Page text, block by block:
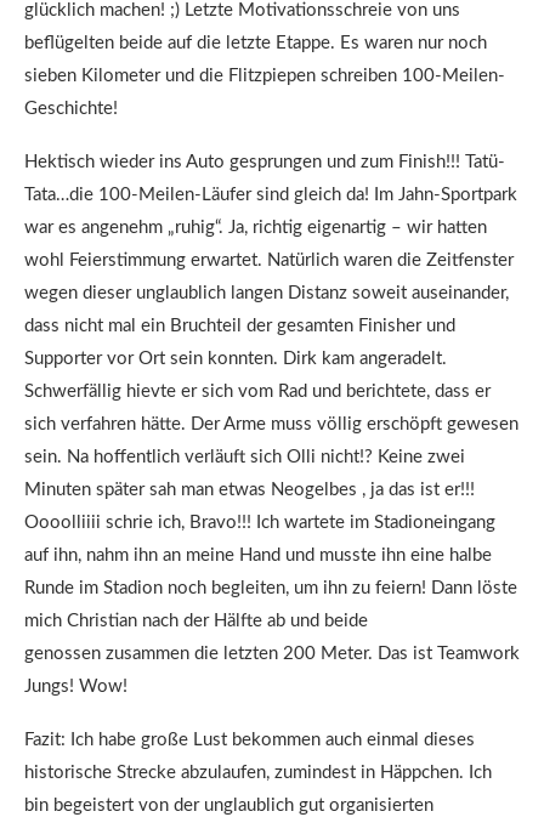
glücklich machen! ;) Letzte Motivationsschreie von uns
beflügelten beide auf die letzte Etappe. Es waren nur noch
sieben Kilometer und die Flitzpiepen schreiben 100-Meilen-
Geschichte!
Hektisch wieder ins Auto gesprungen und zum Finish!!! Tatü-
Tata…die 100-Meilen-Läufer sind gleich da! Im Jahn-Sportpark
war es angenehm „ruhig“. Ja, richtig eigenartig – wir hatten
wohl Feierstimmung erwartet. Natürlich waren die Zeitfenster
wegen dieser unglaublich langen Distanz soweit auseinander,
dass nicht mal ein Bruchteil der gesamten Finisher und
Supporter vor Ort sein konnten. Dirk kam angeradelt.
Schwerfällig hievte er sich vom Rad und berichtete, dass er
sich verfahren hätte. Der Arme muss völlig erschöpft gewesen
sein. Na hoffentlich verläuft sich Olli nicht!? Keine zwei
Minuten später sah man etwas Neogelbes , ja das ist er!!!
Oooolliiii schrie ich, Bravo!!! Ich wartete im Stadioneingang
auf ihn, nahm ihn an meine Hand und musste ihn eine halbe
Runde im Stadion noch begleiten, um ihn zu feiern! Dann löste
mich Christian nach der Hälfte ab und beide
genossen zusammen die letzten 200 Meter. Das ist Teamwork
Jungs! Wow!
Fazit: Ich habe große Lust bekommen auch einmal dieses
historische Strecke abzulaufen, zumindest in Häppchen. Ich
bin begeistert von der unglaublich gut organisierten